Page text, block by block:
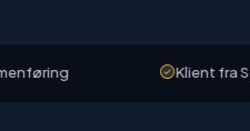
Klient fra